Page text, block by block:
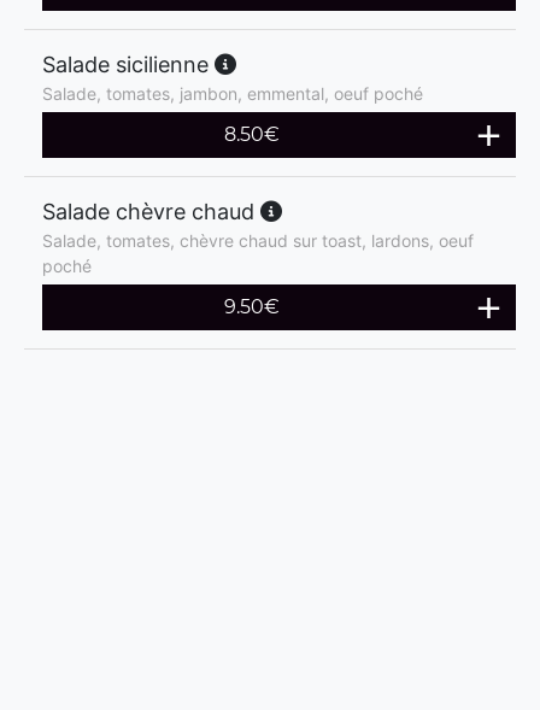
Salade sicilienne
Salade, tomates, jambon, emmental, oeuf poché
8.50€
Salade chèvre chaud
Salade, tomates, chèvre chaud sur toast, lardons, oeuf
poché
9.50€